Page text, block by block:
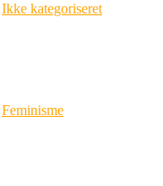
Ikke kategoriseret
Feminisme